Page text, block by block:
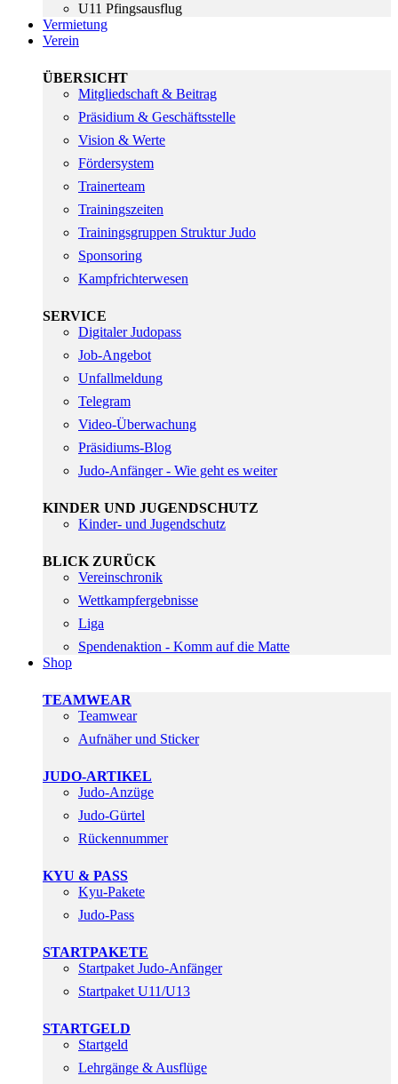
U11 Pfingsausflug
Vermietung
Verein
ÜBERSICHT
Mitgliedschaft & Beitrag
Präsidium & Geschäftsstelle
Vision & Werte
Fördersystem
Trainerteam
Trainingszeiten
Trainingsgruppen Struktur Judo
Sponsoring
Kampfrichterwesen
SERVICE
Digitaler Judopass
Job-Angebot
Unfallmeldung
Telegram
Video-Überwachung
Präsidiums-Blog
Judo-Anfänger - Wie geht es weiter
KINDER UND JUGENDSCHUTZ
Kinder- und Jugendschutz
BLICK ZURÜCK
Vereinschronik
Wettkampfergebnisse
Liga
Spendenaktion - Komm auf die Matte
Shop
TEAMWEAR
Teamwear
Aufnäher und Sticker
JUDO-ARTIKEL
Judo-Anzüge
Judo-Gürtel
Rückennummer
KYU & PASS
Kyu-Pakete
Judo-Pass
STARTPAKETE
Startpaket Judo-Anfänger
Startpaket U11/U13
STARTGELD
Startgeld
Lehrgänge & Ausflüge